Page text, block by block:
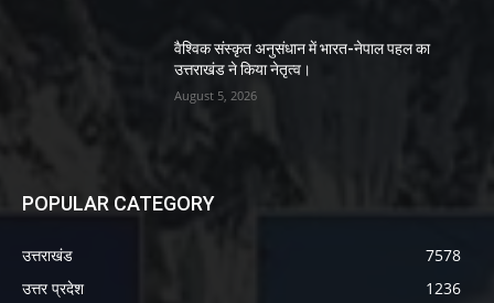
वैश्विक संस्कृत अनुसंधान में भारत-नेपाल पहल का
उत्तराखंड ने किया नेतृत्व।
August 5, 2026
POPULAR CATEGORY
उत्तराखंड
7578
उत्तर प्रदेश
1236